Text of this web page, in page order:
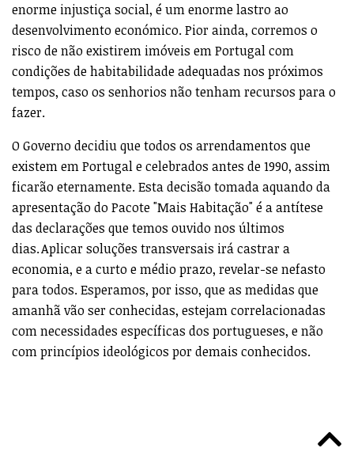
enorme injustiça social, é um enorme lastro ao
desenvolvimento económico. Pior ainda, corremos o
risco de não existirem imóveis em Portugal com
condições de habitabilidade adequadas nos próximos
tempos, caso os senhorios não tenham recursos para o
fazer.
O Governo decidiu que todos os arrendamentos que
existem em Portugal e celebrados antes de 1990, assim
ficarão eternamente. Esta decisão tomada aquando da
apresentação do Pacote "Mais Habitação" é a antítese
das declarações que temos ouvido nos últimos
dias. Aplicar soluções transversais irá castrar a
economia, e a curto e médio prazo, revelar-se nefasto
para todos. Esperamos, por isso, que as medidas que
amanhã vão ser conhecidas, estejam correlacionadas
com necessidades específicas dos portugueses, e não
com princípios ideológicos por demais conhecidos.